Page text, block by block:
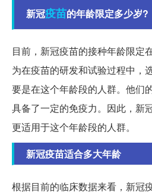
新冠疫苗的年龄限定多少岁?
目前，新冠疫苗的接种年龄限定
为在疫苗的研发和试验过程中，
要是在这个年龄段的人群。他们
具备了一定的免疫力。因此，新
更适用于这个年龄段的人群。
新冠疫苗适合多大年龄
根据目前的临床数据来看，新冠